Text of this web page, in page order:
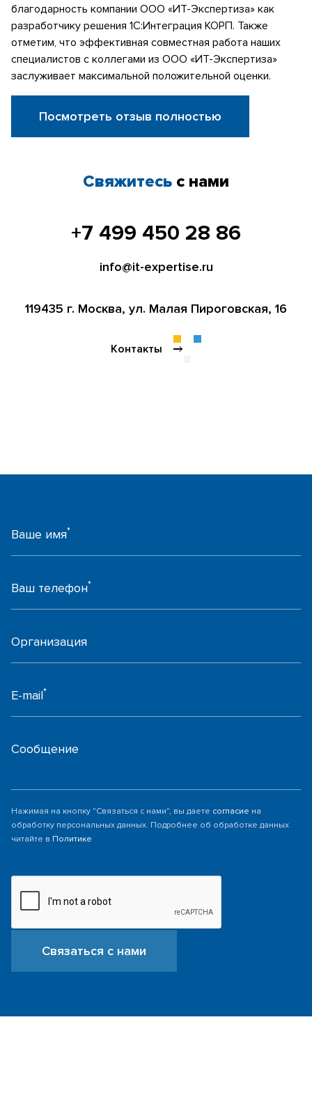
благодарность компании ООО «ИТ-Экспертиза» как
разработчику решения 1С:Интеграция КОРП. Также
отметим, что эффективная совместная работа наших
специалистов с коллегами из ООО «ИТ-Экспертиза»
заслуживает максимальной положительной оценки.
Посмотреть отзыв полностью
Свяжитесь с нами
+7 499 450 28 86
info@it-expertise.ru
119435 г. Москва, ул. Малая Пироговская, 16
Контакты
Ваше имя*
Ваш телефон*
Организация
E-mail*
Сообщение
Нажимая на кнопку "Связаться с нами", вы даете согласие на
обработку персональных данных. Подробнее об обработке данных
читайте в Политике
Связаться с нами